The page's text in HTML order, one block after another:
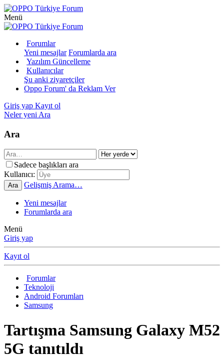
Menü
Forumlar
Yeni mesajlar Forumlarda ara
Yazılım Güncelleme
Kullanıcılar
Şu anki ziyaretçiler
Oppo Forum' da Reklam Ver
Giriş yap Kayıt ol
Neler yeni Ara
Ara
Sadece başlıkları ara
Kullanıcı:
Ara Gelişmiş Arama…
Yeni mesajlar
Forumlarda ara
Menü
Giriş yap
Kayıt ol
Forumlar
Teknoloji
Android Forumları
Samsung
Tartışma Samsung Galaxy M52
5G tanıtıldı